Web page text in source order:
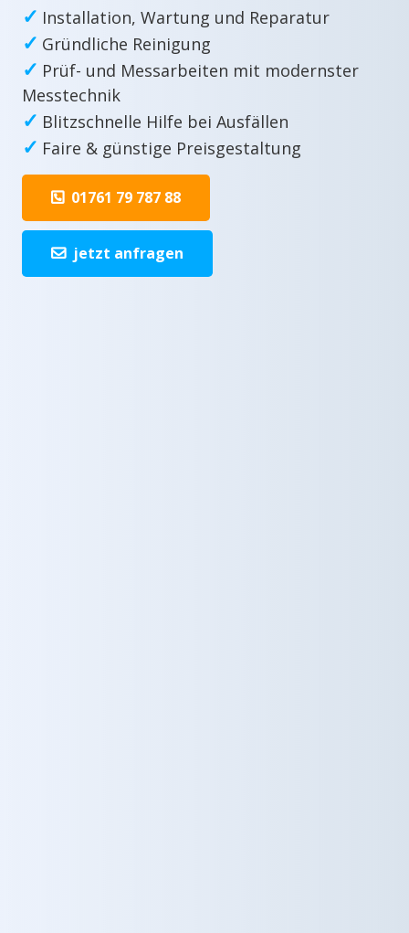
✓ Installation, Wartung und Reparatur
✓ Gründliche Reinigung
✓ Prüf- und Messarbeiten mit modernster
Messtechnik
✓ Blitzschnelle Hilfe bei Ausfällen
✓ Faire & günstige Preisgestaltung
01761 79 787 88
jetzt anfragen